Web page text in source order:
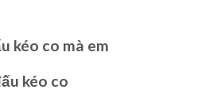
kéo co mà em
kéo co